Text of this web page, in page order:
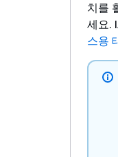
치를
세요.
스용